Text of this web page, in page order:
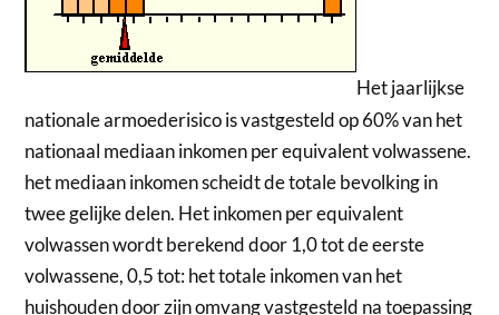
Het jaarlijkse
nationale armoederisico is vastgesteld op 60% van het
nationaal mediaan inkomen per equivalent volwassene.
het mediaan inkomen scheidt de totale bevolking in
twee gelijke delen. Het inkomen per equivalent
volwassen wordt berekend door 1,0 tot de eerste
volwassene, 0,5 tot: het totale inkomen van het
huishouden door zijn omvang vastgesteld na toepassing